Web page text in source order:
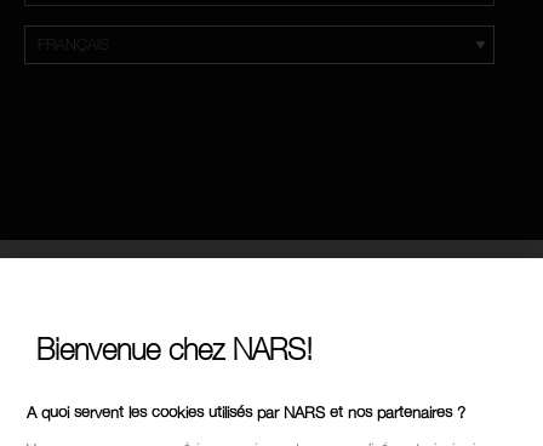
Bienvenue chez NARS!
A quoi servent les cookies utilisés par NARS et nos partenaires ?